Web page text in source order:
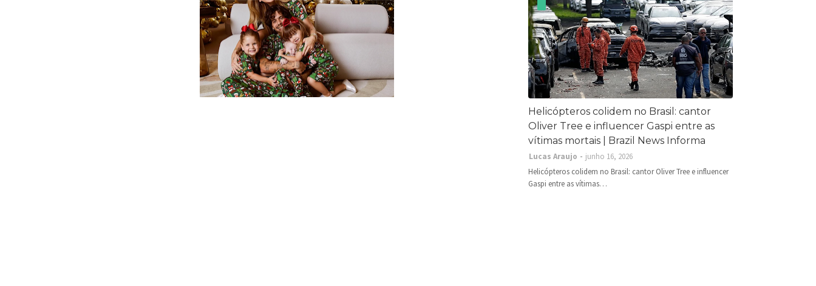
Helicópteros colidem no Brasil: cantor
Oliver Tree e influencer Gaspi entre as
vítimas mortais | Brazil News Informa
Lucas Araujo
junho 16, 2026
Helicópteros colidem no Brasil: cantor Oliver Tree e influencer
Gaspi entre as vítimas…